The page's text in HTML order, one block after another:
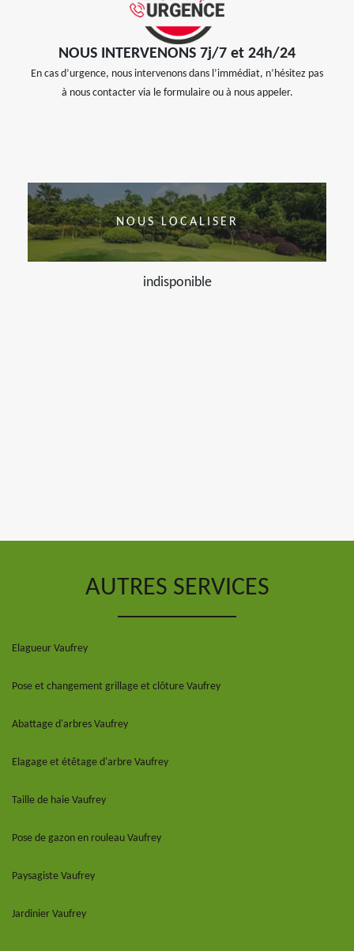
NOUS INTERVENONS 7j/7 et 24h/24
En cas d’urgence, nous intervenons dans l’immédiat, n’hésitez pas
à nous contacter via le formulaire ou à nous appeler.
NOUS LOCALISER
indisponible
AUTRES SERVICES
Elagueur Vaufrey
Pose et changement grillage et clôture Vaufrey
Abattage d'arbres Vaufrey
Elagage et étêtage d'arbre Vaufrey
Taille de haie Vaufrey
Pose de gazon en rouleau Vaufrey
Paysagiste Vaufrey
Jardinier Vaufrey